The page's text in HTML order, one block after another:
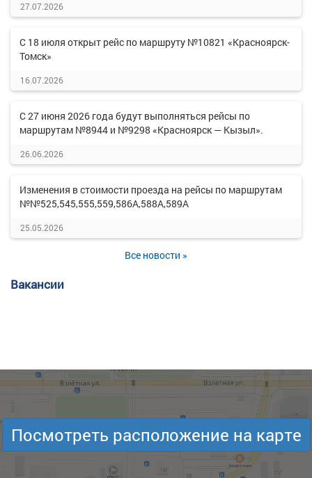
27.07.2026
С 18 июля открыт рейс по маршруту №10821 «Красноярск-
Томск»
16.07.2026
С 27 июня 2026 года будут выполняться рейсы по
маршрутам №8944 и №9298 «Красноярск — Кызыл».
26.06.2026
Изменения в стоимости проезда на рейсы по маршрутам
№№525,545,555,559,586А,588А,589А
25.05.2026
Все новости »
Вакансии
Посмотреть расположение на карте